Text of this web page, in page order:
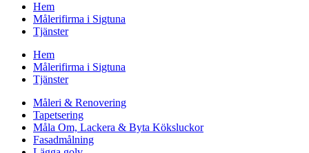
Hem
Målerifirma i Sigtuna
Tjänster
Hem
Målerifirma i Sigtuna
Tjänster
Måleri & Renovering
Tapetsering
Måla Om, Lackera & Byta Köksluckor
Fasadmålning